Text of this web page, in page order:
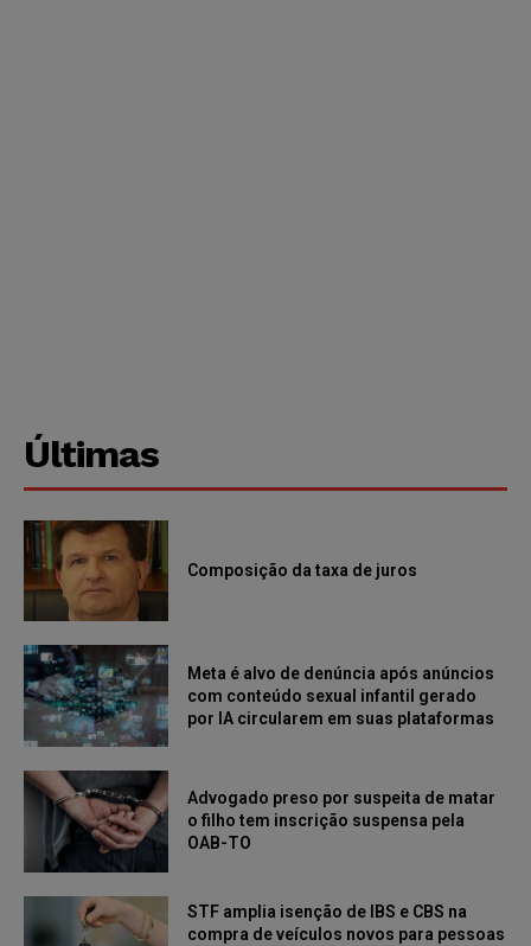
Últimas
Composição da taxa de juros
Meta é alvo de denúncia após anúncios
com conteúdo sexual infantil gerado
por IA circularem em suas plataformas
Advogado preso por suspeita de matar
o filho tem inscrição suspensa pela
OAB-TO
STF amplia isenção de IBS e CBS na
compra de veículos novos para pessoas